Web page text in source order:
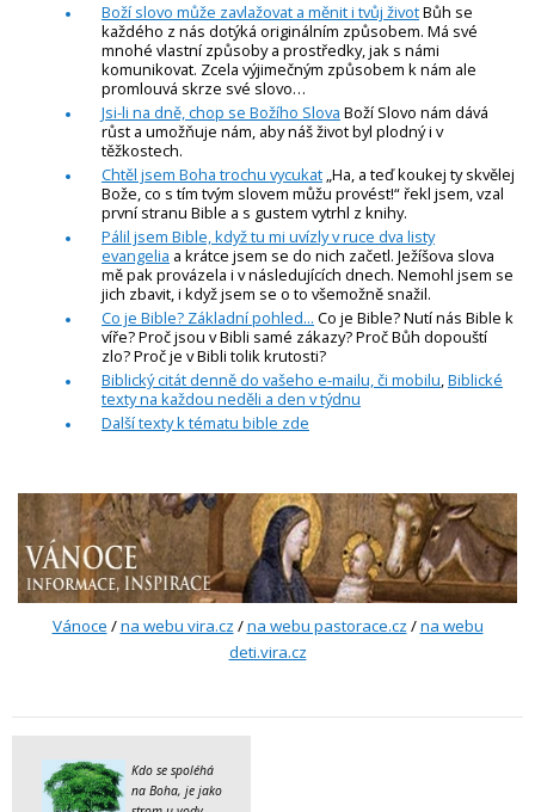
Boží slovo může zavlažovat a měnit i tvůj životBůh se
každého z nás dotýká originálním způsobem. Má své
mnohé vlastní způsoby a prostředky, jak s námi
komunikovat. Zcela výjimečným způsobem k nám ale
promlouvá skrze své slovo…
Jsi-li na dně, chop se Božího Slova Boží Slovo nám dává
růst a umožňuje nám, aby náš život byl plodný i v
těžkostech.
Chtěl jsem Boha trochu vycukat „Ha, a teď koukej ty skvělej
Bože, co s tím tvým slovem můžu provést!“ řekl jsem, vzal
první stranu Bible a s gustem vytrhl z knihy.
Pálil jsem Bible, když tu mi uvízly v ruce dva listy
evangelia a krátce jsem se do nich začetl. Ježíšova slova
mě pak provázela i v následujících dnech. Nemohl jsem se
jich zbavit, i když jsem se o to všemožně snažil.
Co je Bible? Základní pohled... Co je Bible? Nutí nás Bible k
víře? Proč jsou v Bibli samé zákazy? Proč Bůh dopouští
zlo? Proč je v Bibli tolik krutosti?
Biblický citát denně do vašeho e-mailu, či mobilu,Biblické
texty na každou neděli a den v týdnu
Další texty k tématu bible zde
Vánoce /na webu vira.cz /na webu pastorace.cz /na webu
deti.vira.cz
Kdo se spoléhá
na Boha, je jako